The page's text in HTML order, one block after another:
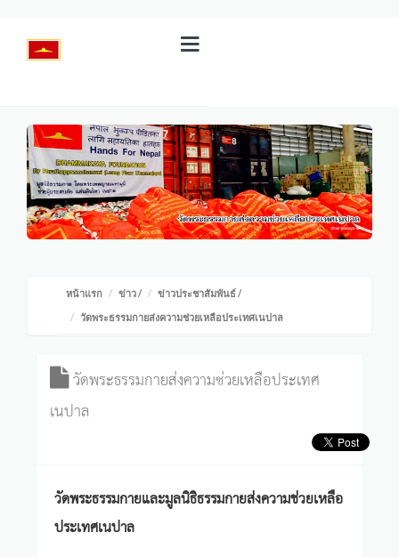
หน้าแรก ข่าว/ ข่าวประชาสัมพันธ์/
วัดพระธรรมกายส่งความช่วยเหลือประเทศเนปาล
วัดพระธรรมกายส่งความช่วยเหลือประเทศ
เนปาล
วัดพระธรรมกายและมูลนิธิธรรมกายส่งความช่วยเหลือ
ประเทศเนปาล